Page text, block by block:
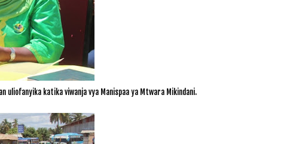
uliofanyika katika viwanja vya Manispaa ya Mtwara Mikindani.